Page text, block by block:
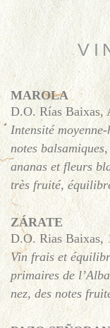
MAROLA
D.O. Rías Baixas,
Intensité
notes
ananas et fleurs
très fruité,
ZÁRATE
D.O. Rias Baixas,
Vin frais et
primaires de
nez, des notes